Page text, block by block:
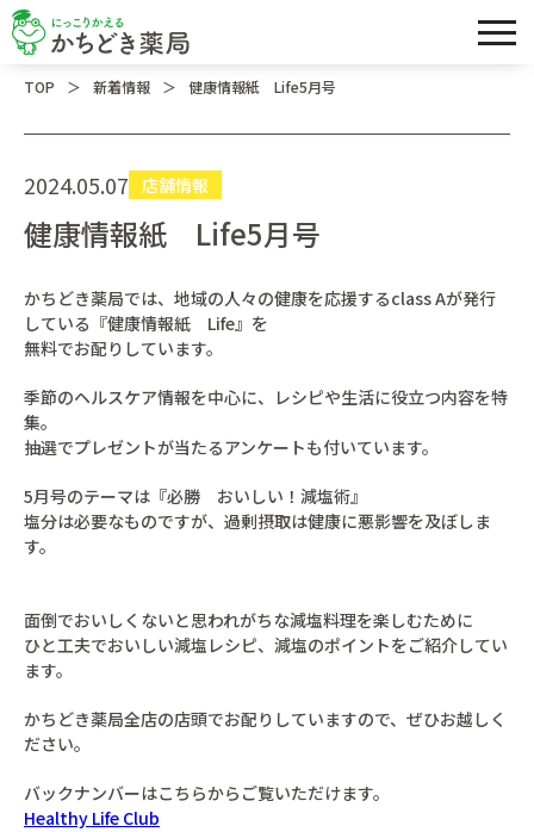
TOP ＞ 新着情報 ＞ 健康情報紙 Life5月号
2024.05.07 店舗情報
健康情報紙 Life5月号
かちどき薬局では、地域の人々の健康を応援するclass Aが発行
している『健康情報紙 Life』を
無料でお配りしています。
季節のヘルスケア情報を中心に、レシピや生活に役立つ内容を特
集。
抽選でプレゼントが当たるアンケートも付いています。
5月号のテーマは『必勝 おいしい！減塩術』
塩分は必要なものですが、過剰摂取は健康に悪影響を及ぼしま
す。
面倒でおいしくないと思われがちな減塩料理を楽しむために
ひと工夫でおいしい減塩レシピ、減塩のポイントをご紹介してい
ます。
かちどき薬局全店の店頭でお配りしていますので、ぜひお越しく
ださい。
バックナンバーはこちらからご覧いただけます。
Healthy Life Club